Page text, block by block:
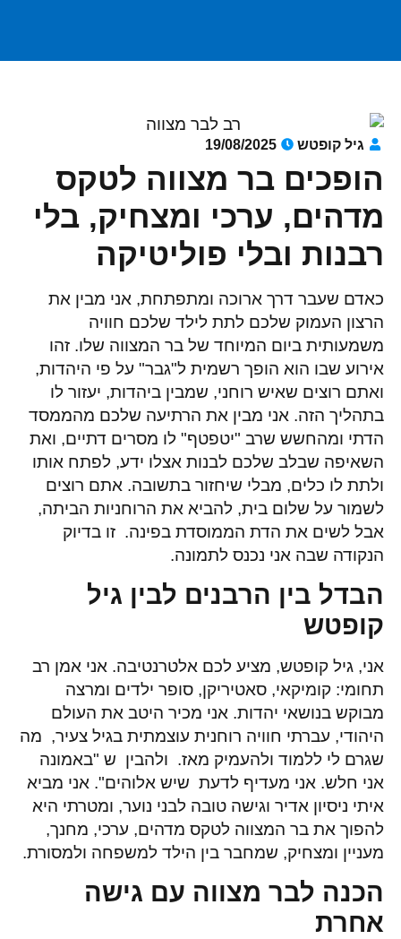
גיל קופטש 19/08/2025
הופכים בר מצווה לטקס
מדהים, ערכי ומצחיק, בלי
רבנות ובלי פוליטיקה
כאדם שעבר דרך ארוכה ומתפתחת, אני מבין את
הרצון העמוק שלכם לתת לילד שלכם חוויה
משמעותית ביום המיוחד של בר המצווה שלו. זהו
אירוע שבו הוא הופך רשמית ל"גבר" על פי היהדות,
ואתם רוצים שאיש רוחני, שמבין ביהדות, יעזור לו
בתהליך הזה. אני מבין את הרתיעה שלכם מהממסד
הדתי ומהחשש שרב "יטפטף" לו מסרים דתיים, ואת
השאיפה שבלב שלכם לבנות אצלו ידע, לפתח אותו
ולתת לו כלים, מבלי שיחזור בתשובה. אתם רוצים
לשמור על שלום בית, להביא את הרוחניות הביתה,
אבל לשים את הדת הממוסדת בפינה. זו בדיוק
הנקודה שבה אני נכנס לתמונה.
הבדל בין הרבנים לבין גיל
קופטש
אני, גיל קופטש, מציע לכם אלטרנטיבה. אני אמן רב
תחומי: קומיקאי, סאטיריקן, סופר ילדים ומרצה
מבוקש בנושאי יהדות. אני מכיר היטב את העולם
היהודי, עברתי חוויה רוחנית עוצמתית בגיל צעיר, מה
שגרם לי ללמוד ולהעמיק מאז. ולהבין ש "באמונה
אני חלש. אני מעדיף לדעת שיש אלוהים". אני מביא
איתי ניסיון אדיר וגישה טובה לבני נוער, ומטרתי היא
להפוך את בר המצווה לטקס מדהים, ערכי, מחנך,
מעניין ומצחיק, שמחבר בין הילד למשפחה ולמסורת.
הכנה לבר מצווה עם גישה
אחרת